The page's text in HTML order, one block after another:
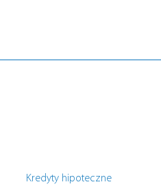
Kredyty hipoteczne